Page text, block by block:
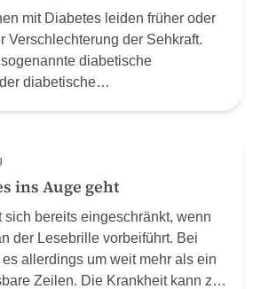
Lebensqualität
mit Diabetes leiden früher oder
Verschlechterung der Sehkraft.
diabetische
diabetische
Barthelmes, Klinikdirektor an
Universität Spitals Zürich.
ins Auge geht
sich bereits eingeschränkt, wenn
der Lesebrille vorbeiführt. Bei
allerdings um weit mehr als ein
Zeilen. Die Krankheit kann zur